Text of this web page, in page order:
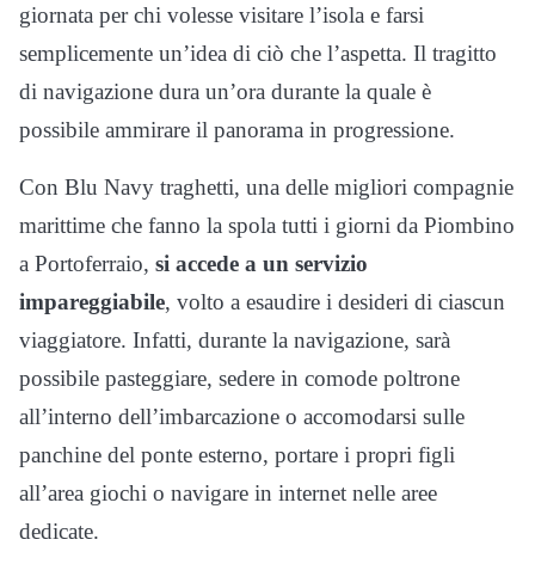
giornata per chi volesse visitare l’isola e farsi
semplicemente un’idea di ciò che l’aspetta. Il tragitto
di navigazione dura un’ora durante la quale è
possibile ammirare il panorama in progressione.
Con Blu Navy traghetti, una delle migliori compagnie
marittime che fanno la spola tutti i giorni da Piombino
a Portoferraio, si accede a un servizio
impareggiabile, volto a esaudire i desideri di ciascun
viaggiatore. Infatti, durante la navigazione, sarà
possibile pasteggiare, sedere in comode poltrone
all’interno dell’imbarcazione o accomodarsi sulle
panchine del ponte esterno, portare i propri figli
all’area giochi o navigare in internet nelle aree
dedicate.